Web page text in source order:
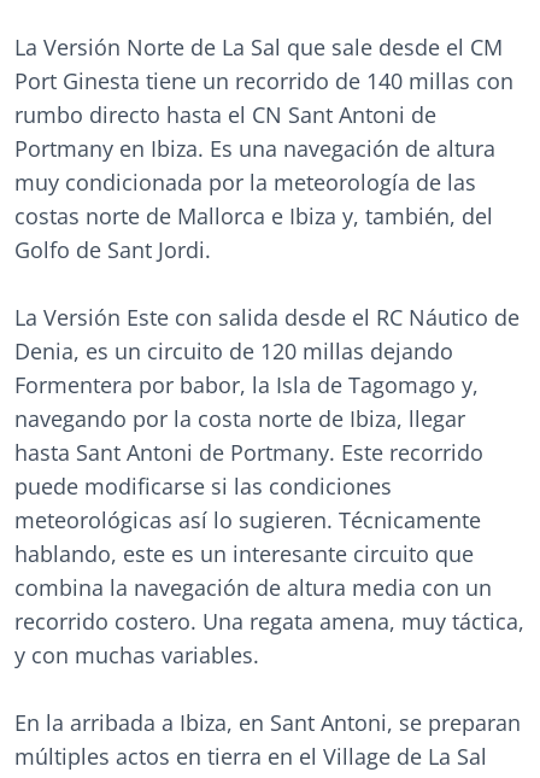
La Versión Norte de La Sal que sale desde el CM
Port Ginesta tiene un recorrido de 140 millas con
rumbo directo hasta el CN Sant Antoni de
Portmany en Ibiza. Es una navegación de altura
muy condicionada por la meteorología de las
costas norte de Mallorca e Ibiza y, también, del
Golfo de Sant Jordi.
La Versión Este con salida desde el RC Náutico de
Denia, es un circuito de 120 millas dejando
Formentera por babor, la Isla de Tagomago y,
navegando por la costa norte de Ibiza, llegar
hasta Sant Antoni de Portmany. Este recorrido
puede modificarse si las condiciones
meteorológicas así lo sugieren. Técnicamente
hablando, este es un interesante circuito que
combina la navegación de altura media con un
recorrido costero. Una regata amena, muy táctica,
y con muchas variables.
En la arribada a Ibiza, en Sant Antoni, se preparan
múltiples actos en tierra en el Village de La Sal